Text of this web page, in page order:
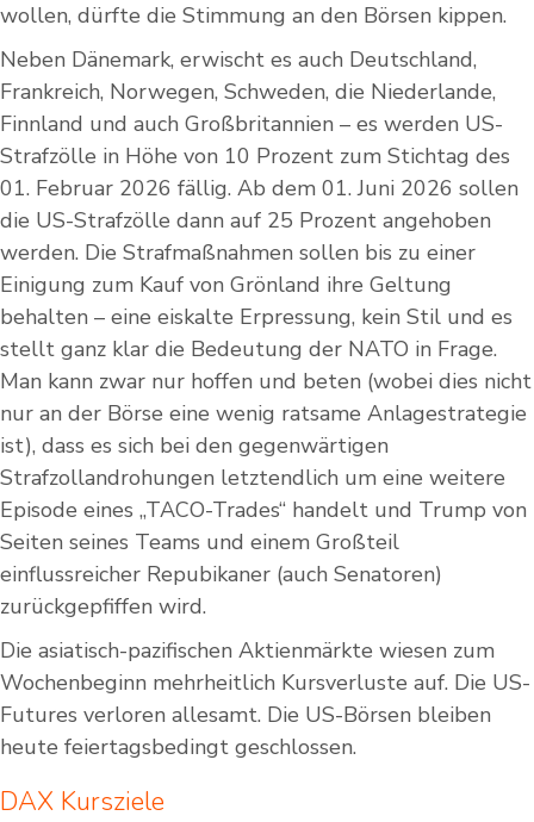
wollen, dürfte die Stimmung an den Börsen kippen.
Neben Dänemark, erwischt es auch Deutschland,
Frankreich, Norwegen, Schweden, die Niederlande,
Finnland und auch Großbritannien – es werden US-
Strafzölle in Höhe von 10 Prozent zum Stichtag des
01. Februar 2026 fällig. Ab dem 01. Juni 2026 sollen
die US-Strafzölle dann auf 25 Prozent angehoben
werden. Die Strafmaßnahmen sollen bis zu einer
Einigung zum Kauf von Grönland ihre Geltung
behalten – eine eiskalte Erpressung, kein Stil und es
stellt ganz klar die Bedeutung der NATO in Frage.
Man kann zwar nur hoffen und beten (wobei dies nicht
nur an der Börse eine wenig ratsame Anlagestrategie
ist), dass es sich bei den gegenwärtigen
Strafzollandrohungen letztendlich um eine weitere
Episode eines „TACO-Trades“ handelt und Trump von
Seiten seines Teams und einem Großteil
einflussreicher Repubikaner (auch Senatoren)
zurückgepfiffen wird.
Die asiatisch-pazifischen Aktienmärkte wiesen zum
Wochenbeginn mehrheitlich Kursverluste auf. Die US-
Futures verloren allesamt. Die US-Börsen bleiben
heute feiertagsbedingt geschlossen.
DAX Kursziele